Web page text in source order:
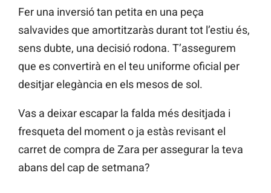
Fer una inversió tan petita en una peça
salvavides que amortitzaràs durant tot l’estiu és,
sens dubte, una decisió rodona. T’assegurem
que es convertirà en el teu uniforme oficial per
desitjar elegància en els mesos de sol.
Vas a deixar escapar la falda més desitjada i
fresqueta del moment o ja estàs revisant el
carret de compra de Zara per assegurar la teva
abans del cap de setmana?